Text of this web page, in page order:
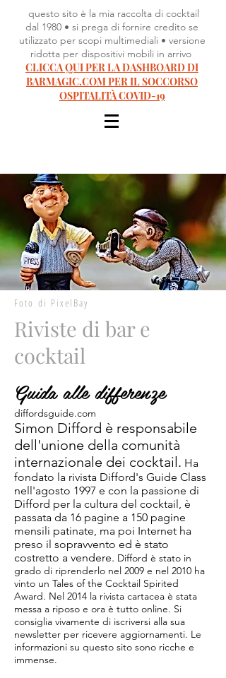
questo sito è la mia raccolta di cocktail
dal 1980 • si prega di fornire credito se
utilizzato per scopi multimediali • versione
ridotta per dispositivi mobili in arrivo
CLICCA QUI PER LA DASHBOARD DI
BARMAGIC.COM PER IL SOCCORSO
OSPITALITÀ COVID-19
Foto di PixelBay
Riviste di bar e
cocktail
Guida alle differenze
diffordsguide.com
Simon Difford è responsabile
dell'unione della comunità
internazionale dei cocktail. Ha
fondato la rivista Difford's Guide Class
nell'agosto 1997 e con la passione di
Difford per la cultura del cocktail, è
passata da 16 pagine a 150 pagine
mensili patinate, ma poi Internet ha
preso il sopravvento ed è stato
costretto a vendere. Difford è stato in
grado di riprenderlo nel 2009 e nel 2010 ha
vinto un Tales of the Cocktail Spirited
Award. Nel 2014 la rivista cartacea è stata
messa a riposo e ora è tutto online. Si
consiglia vivamente di iscriversi alla sua
newsletter per ricevere aggiornamenti. Le
informazioni su questo sito sono ricche e
immense.